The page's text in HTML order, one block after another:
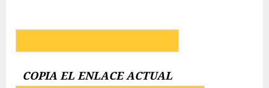
COPIA EL ENLACE ACTUAL